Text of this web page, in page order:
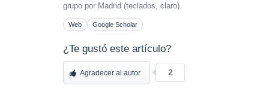
grupo por Madrid (teclados, claro).
Web Google Scholar
¿Te gustó este artículo?
Agradecer al autor 2